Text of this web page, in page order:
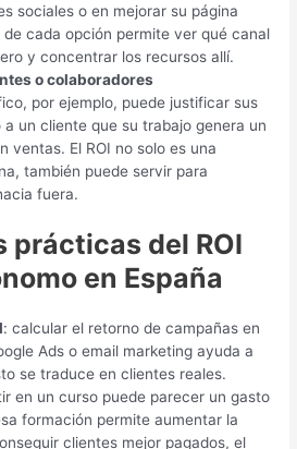
sociales o en mejorar su página
de cada opción permite ver qué canal
y concentrar los recursos allí.
o colaboradores
por ejemplo, puede justificar sus
un cliente que su trabajo genera un
ventas. El ROI no solo es una
también puede servir para
fuera.
prácticas del ROI
en España
: calcular el retorno de campañas en
Ads o email marketing ayuda a
se traduce en clientes reales.
en un curso puede parecer un gasto
formación permite aumentar la
clientes mejor pagados, el